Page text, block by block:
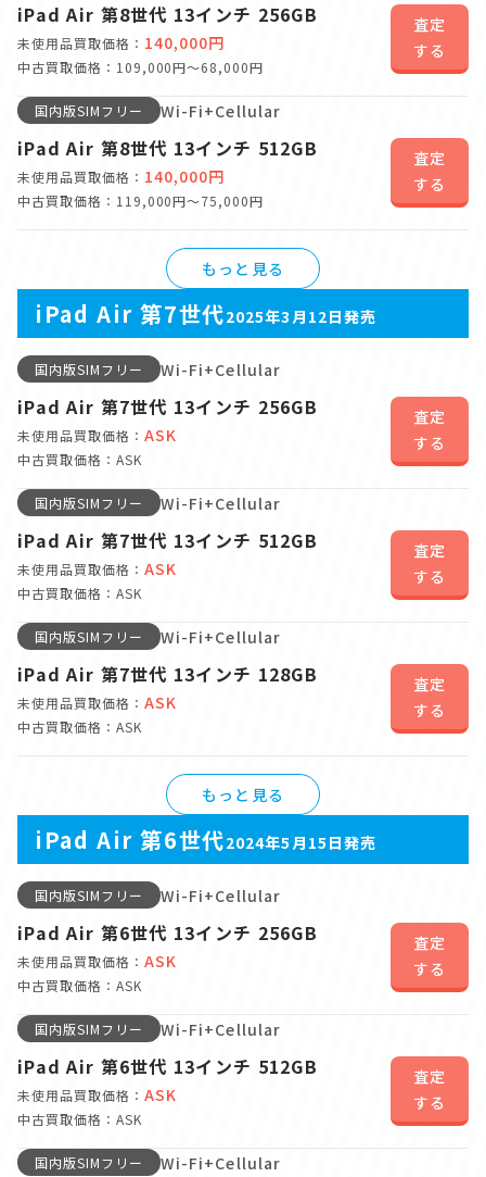
iPad Air 第8世代 13インチ 256GB
未使用品買取価格： 140,000円
中古買取価格：109,000円～68,000円
査定
する
国内版SIMフリー Wi-Fi+Cellular
iPad Air 第8世代 13インチ 512GB
未使用品買取価格： 140,000円
中古買取価格：119,000円～75,000円
査定
する
もっと見る
iPad Air 第7世代2025年3月12日発売
国内版SIMフリー Wi-Fi+Cellular
iPad Air 第7世代 13インチ 256GB
未使用品買取価格： ASK
中古買取価格：ASK
査定
する
国内版SIMフリー Wi-Fi+Cellular
iPad Air 第7世代 13インチ 512GB
未使用品買取価格： ASK
中古買取価格：ASK
査定
する
国内版SIMフリー Wi-Fi+Cellular
iPad Air 第7世代 13インチ 128GB
未使用品買取価格： ASK
中古買取価格：ASK
査定
する
もっと見る
iPad Air 第6世代2024年5月15日発売
国内版SIMフリー Wi-Fi+Cellular
iPad Air 第6世代 13インチ 256GB
未使用品買取価格： ASK
中古買取価格：ASK
査定
する
国内版SIMフリー Wi-Fi+Cellular
iPad Air 第6世代 13インチ 512GB
未使用品買取価格： ASK
中古買取価格：ASK
査定
する
国内版SIMフリー Wi-Fi+Cellular